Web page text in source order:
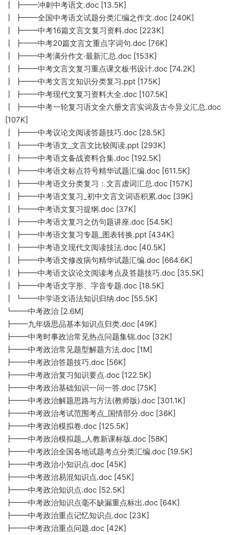
┃ ┣━━冲刺中考语文.doc [13.5K]
┃ ┣━━全国中考语文试题分类汇编之作文.doc [240K]
┃ ┣━━中考16篇文言文复习资料.doc [223K]
┃ ┣━━中考20篇文言文重点字词句.doc [76K]
┃ ┣━━中考满分作文·最新汇总.doc [153K]
┃ ┣━━中考文言文复习重点课文板书设计.doc [74.2K]
┃ ┣━━中考文言文知识分类复习.ppt [175K]
┃ ┣━━中考现代文复习资料大全.doc [107.5K]
┃ ┣━━中考一轮复习语文全六册文言实词及古今异义汇总.doc
[107K]
┃ ┣━━中考议论文阅读答题技巧.doc [28.5K]
┃ ┣━━中考语文_文言文比较阅读.ppt [293K]
┃ ┣━━中考语文备战资料合集.doc [192.5K]
┃ ┣━━中考语文标点符号精华试题汇编.doc [611.5K]
┃ ┣━━中考语文分类复习：文言虚词汇总.doc [157K]
┃ ┣━━中考语文复习_初中文言文词语积累.doc [39K]
┃ ┣━━中考语文复习提纲.doc [37K]
┃ ┣━━中考语文复习之仿句题讲座.doc [54.5K]
┃ ┣━━中考语文复习专题_图表转换.ppt [434K]
┃ ┣━━中考语文现代文阅读技法.doc [40.5K]
┃ ┣━━中考语文修改病句精华试题汇编.doc [664.6K]
┃ ┣━━中考语文议论文阅读考点及答题技巧.doc [35.5K]
┃ ┣━━中考语文字形、字音专题.doc [18.5K]
┃ ┗━━中学语文语法知识归纳.doc [55.5K]
┗━━中考政治 [2.6M]
┣━━九年级思品基本知识点归类.doc [49K]
┣━━中考时事政治常见热点问题集锦.doc [32K]
┣━━中考政治常见题型解题方法.doc [1M]
┣━━中考政治答题技巧.doc [56K]
┣━━中考政治复习知识要点.doc [122.5K]
┣━━中考政治基础知识一问一答.doc [75K]
┣━━中考政治解题思路与方法(教师版).doc [301.1K]
┣━━中考政治考试范围考点_国情部分.doc [36K]
┣━━中考政治模拟卷.doc [125.5K]
┣━━中考政治模拟题_人教新课标版.doc [58K]
┣━━中考政治全国各地试题考点分类汇编.doc [19.5K]
┣━━中考政治小知识点.doc [45K]
┣━━中考政治易混知识点.doc [45K]
┣━━中考政治知识点.doc [52.5K]
┣━━中考政治知识点毫不缺漏重点标出.doc [64K]
┣━━中考政治重点记忆知识点.doc [23K]
┣━━中考政治重点问题.doc [42K]